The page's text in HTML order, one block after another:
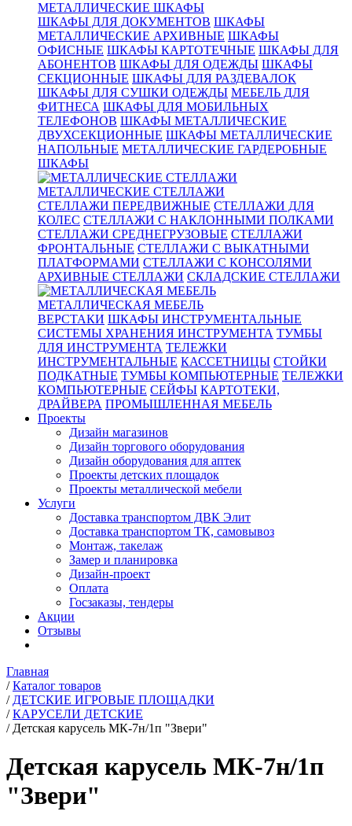
МЕТАЛЛИЧЕСКИЕ ШКАФЫ
ШКАФЫ ДЛЯ ДОКУМЕНТОВ ШКАФЫ
МЕТАЛЛИЧЕСКИЕ АРХИВНЫЕ ШКАФЫ
ОФИСНЫЕ ШКАФЫ КАРТОТЕЧНЫЕ ШКАФЫ ДЛЯ
АБОНЕНТОВ ШКАФЫ ДЛЯ ОДЕЖДЫ ШКАФЫ
СЕКЦИОННЫЕ ШКАФЫ ДЛЯ РАЗДЕВАЛОК
ШКАФЫ ДЛЯ СУШКИ ОДЕЖДЫ МЕБЕЛЬ ДЛЯ
ФИТНЕСА ШКАФЫ ДЛЯ МОБИЛЬНЫХ
ТЕЛЕФОНОВ ШКАФЫ МЕТАЛЛИЧЕСКИЕ
ДВУХСЕКЦИОННЫЕ ШКАФЫ МЕТАЛЛИЧЕСКИЕ
НАПОЛЬНЫЕ МЕТАЛЛИЧЕСКИЕ ГАРДЕРОБНЫЕ
ШКАФЫ
МЕТАЛЛИЧЕСКИЕ СТЕЛЛАЖИ
СТЕЛЛАЖИ ПЕРЕДВИЖНЫЕ СТЕЛЛАЖИ ДЛЯ
КОЛЕС СТЕЛЛАЖИ С НАКЛОННЫМИ ПОЛКАМИ
СТЕЛЛАЖИ СРЕДНЕГРУЗОВЫЕ СТЕЛЛАЖИ
ФРОНТАЛЬНЫЕ СТЕЛЛАЖИ С ВЫКАТНЫМИ
ПЛАТФОРМАМИ СТЕЛЛАЖИ С КОНСОЛЯМИ
АРХИВНЫЕ СТЕЛЛАЖИ СКЛАДСКИЕ СТЕЛЛАЖИ
МЕТАЛЛИЧЕСКАЯ МЕБЕЛЬ
ВЕРСТАКИ ШКАФЫ ИНСТРУМЕНТАЛЬНЫЕ
СИСТЕМЫ ХРАНЕНИЯ ИНСТРУМЕНТА ТУМБЫ
ДЛЯ ИНСТРУМЕНТА ТЕЛЕЖКИ
ИНСТРУМЕНТАЛЬНЫЕ КАССЕТНИЦЫ СТОЙКИ
ПОДКАТНЫЕ ТУМБЫ КОМПЬЮТЕРНЫЕ ТЕЛЕЖКИ
КОМПЬЮТЕРНЫЕ СЕЙФЫ КАРТОТЕКИ,
ДРАЙВЕРА ПРОМЫШЛЕННАЯ МЕБЕЛЬ
Проекты
Дизайн магазинов
Дизайн торгового оборудования
Дизайн оборудования для аптек
Проекты детских площадок
Проекты металлической мебели
Услуги
Доставка транспортом ДВК Элит
Доставка транспортом ТК, самовывоз
Монтаж, такелаж
Замер и планировка
Дизайн-проект
Оплата
Госзаказы, тендеры
Акции
Отзывы
Главная
/ Каталог товаров
/ ДЕТСКИЕ ИГРОВЫЕ ПЛОЩАДКИ
/ КАРУСЕЛИ ДЕТСКИЕ
/ Детская карусель МК-7н/1п "Звери"
Детская карусель МК-7н/1п
"Звери"